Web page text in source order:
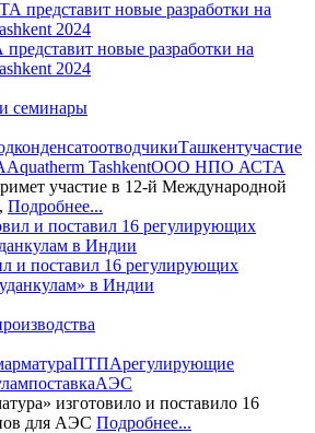
новые разработки на
2024
семинары
конденсатоотводчикиТашкентучастие
Aquatherm TashkentООО НПО АСТА
участие в 12-й Международной
Подробнее...
и поставил 16 регулирующих
в Индии
ПТПАрегулирующие
поставкаАЭС
изготовило и поставило 16
для АЭС Подробнее...